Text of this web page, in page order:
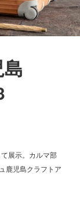
島
展示。カルマ部
鹿児島クラフトア